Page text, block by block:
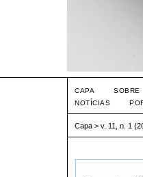
CAPA SOBRE
NOTÍCIAS
Capa > v. 11, n. 1